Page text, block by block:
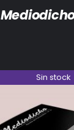
Sin stock